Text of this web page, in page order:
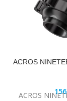
ACROS
ACROS